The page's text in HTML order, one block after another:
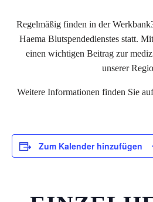
Regelmäßig finden in der
Haema Blutspendedienstes statt.
einen wichtigen Beitrag zur
unserer
Weitere Informationen finden Sie
Zum Kalender hinzufügen